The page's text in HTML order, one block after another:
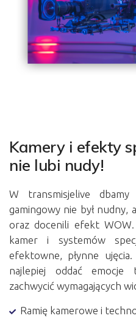
Kamery i efekty
nie lubi nudy!
W transmisjelive
gamingowy nie był nudny,
oraz docenili efekt
kamer i systemów
efektowne, płynne
najlepiej oddać emocje
zachwycić wymagających
Ramię kamerowe i